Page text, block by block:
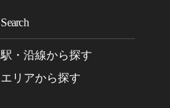
Search
駅・沿線から探す
エリアから探す